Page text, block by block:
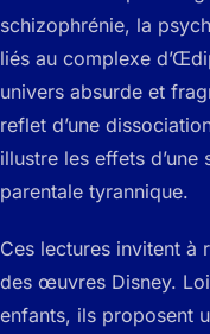
schizophrénie, la
liés au complexe
univers absurde et
reflet d’une
illustre les effets
parentale tyrannique.
Ces lectures invitent à
des œuvres Disney.
enfants, ils proposent